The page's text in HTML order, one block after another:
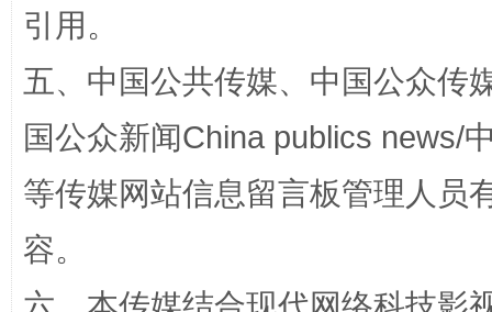
引用。
五、中国公共传媒、中国公众传
国公众新闻China publics news/
等传媒网站信息留言板管理人员
容。